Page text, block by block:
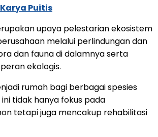
Puitis
upaya pelestarian ekosistem
melalui perlindungan dan
dan fauna di dalamnya serta
ekologis.
rumah bagi berbagai spesies
tidak hanya fokus pada
tetapi juga mencakup rehabilitasi